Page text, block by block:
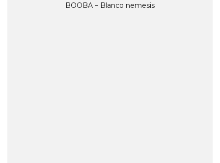
BOOBA – Blanco nemesis